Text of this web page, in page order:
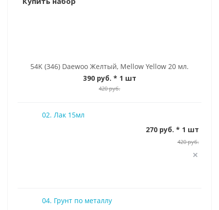
54K (346) Daewoo Желтый, Mellow Yellow 20 мл.
390 руб. * 1 шт
420 руб.
02. Лак 15мл
270 руб. * 1 шт
420 руб.
04. Грунт по металлу